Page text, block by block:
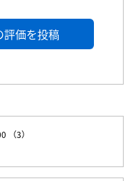
評価を投稿
（3）